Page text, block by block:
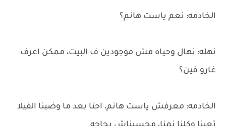
الخادمه: نعم ياست هانم؟
نهله: نهال وحياه مش موجودين ف البيت، ممكن اعرف
غارو فين؟
الخادمه: معرفش ياست هانم، احنا بعد ما وضبنا الفيلا